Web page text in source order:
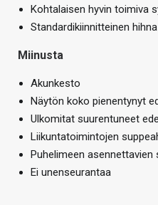
Kohtalaisen hyvin toimiva
Standardikiinnitteinen hihna
Miinusta
Akunkesto
Näytön koko pienentynyt
Ulkomitat suurentuneet
Liikuntatoimintojen
Puhelimeen
Ei unenseurantaa